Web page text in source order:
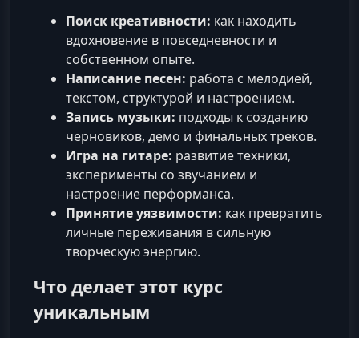
Поиск креативности: как находить
вдохновение в повседневности и
собственном опыте.
Написание песен: работа с мелодией,
текстом, структурой и настроением.
Запись музыки: подходы к созданию
черновиков, демо и финальных треков.
Игра на гитаре: развитие техники,
эксперименты со звучанием и
настроение перформанса.
Принятие уязвимости: как превратить
личные переживания в сильную
творческую энергию.
Что делает этот курс
уникальным